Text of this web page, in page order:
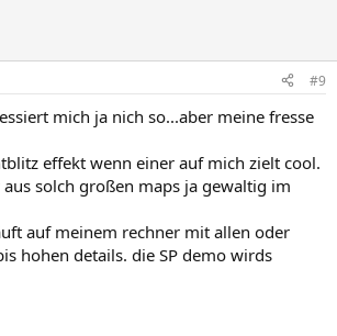
#9
mich ja nich so...aber meine fresse
effekt wenn einer auf mich zielt cool.
solch großen maps ja gewaltig im
auf meinem rechner mit allen oder
hohen details. die SP demo wirds